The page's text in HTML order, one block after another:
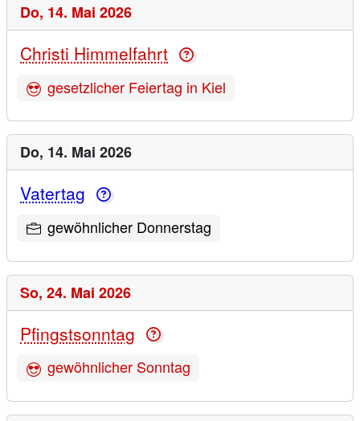
Do, 14. Mai 2026
Christi Himmelfahrt
gesetzlicher Feiertag in Kiel
Do, 14. Mai 2026
Vatertag
gewöhnlicher Donnerstag
So, 24. Mai 2026
Pfingstsonntag
gewöhnlicher Sonntag